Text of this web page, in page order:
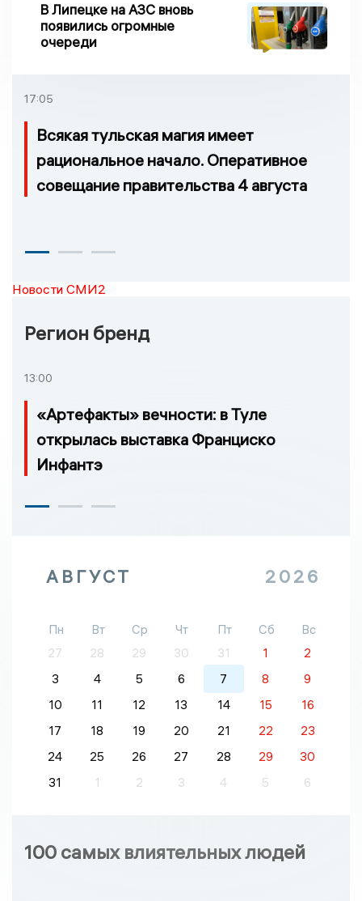
В Липецке на АЗС вновь
появились огромные
очереди
17:05
Всякая тульская магия имеет
рациональное начало. Оперативное
совещание правительства 4 августа
Новости СМИ2
Регион бренд
13:00
«Артефакты» вечности: в Туле
открылась выставка Франциско
Инфантэ
АВГУСТ 2026
Пн Вт Ср Чт Пт Сб
Вс
27
28 29 30 31 1
2
3
4 5 6 7 8
9
10
11 12 13 14 15
16
17
18 19 20 21 22
23
24
25 26 27 28 29
30
31
1 2 3 4 5 6
100 самых влиятельных людей